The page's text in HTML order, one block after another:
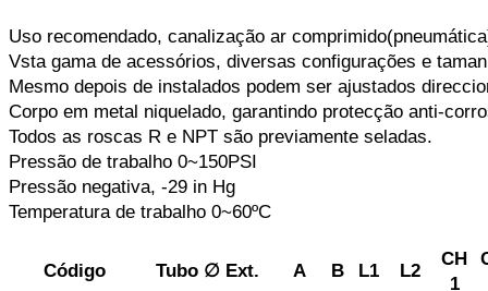
Uso recomendado, canalização ar
Vsta gama de acessórios, diversas configurações e
Mesmo depois de instalados podem ser ajustados
Corpo em metal niquelado, garantindo protecção anti-
Todos as roscas R e NPT são previamente seladas.
Pressão de trabalho 0~150PSI
Pressão negativa, -29 in Hg
Temperatura de trabalho 0~60ºC
Código Tubo ∅ Ext. A B L1 L2
CH
1